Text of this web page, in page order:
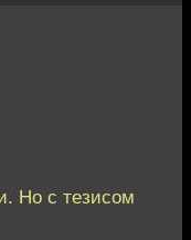
Но с тезисом